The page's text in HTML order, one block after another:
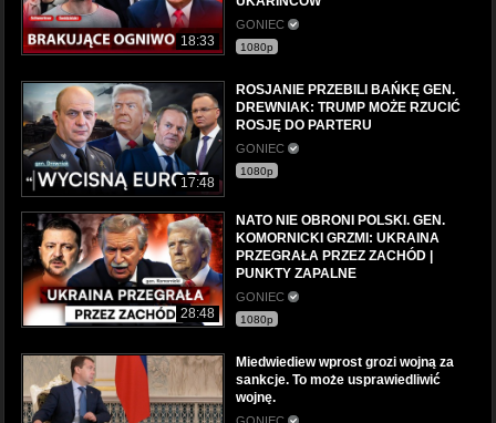
18:33
GONIEC
1080p
17:48
ROSJANIE PRZEBILI BAŃKĘ GEN.
DREWNIAK: TRUMP MOŻE RZUCIĆ
ROSJĘ DO PARTERU
GONIEC
1080p
28:48
NATO NIE OBRONI POLSKI. GEN.
KOMORNICKI GRZMI: UKRAINA
PRZEGRAŁA PRZEZ ZACHÓD |
PUNKTY ZAPALNE
GONIEC
1080p
Miedwiediew wprost grozi wojną za
sankcje. To może usprawiedliwić
wojnę.